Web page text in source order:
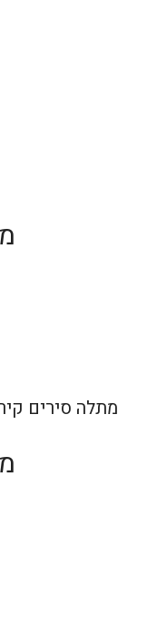
/ מתלה סירים